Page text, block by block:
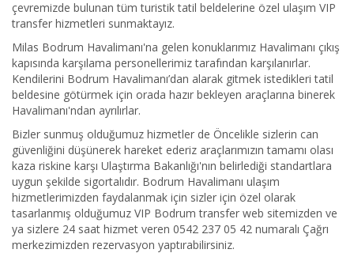
çevremizde bulunan tüm turistik tatil beldelerine özel ulaşım VIP
transfer hizmetleri sunmaktayız.
Milas Bodrum Havalimanı'na gelen konuklarımız Havalimanı çıkış
kapısında karşılama personellerimiz tarafından karşılanırlar.
Kendilerini Bodrum Havalimanı’dan alarak gitmek istedikleri tatil
beldesine götürmek için orada hazır bekleyen araçlarına binerek
Havalimanı'ndan ayrılırlar.
Bizler sunmuş olduğumuz hizmetler de Öncelikle sizlerin can
güvenliğini düşünerek hareket ederiz araçlarımızın tamamı olası
kaza riskine karşı Ulaştırma Bakanlığı'nın belirlediği standartlara
uygun şekilde sigortalıdır. Bodrum Havalimanı ulaşım
hizmetlerimizden faydalanmak için sizler için özel olarak
tasarlanmış olduğumuz VIP Bodrum transfer web sitemizden ve
ya sizlere 24 saat hizmet veren 0542 237 05 42 numaralı Çağrı
merkezimizden rezervasyon yaptırabilirsiniz.